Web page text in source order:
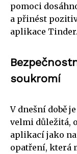
pomoci
a přinést
aplikace Tinder.
soukromí
V dnešní době
velmi důležitá,
aplikací jako
opatření, která